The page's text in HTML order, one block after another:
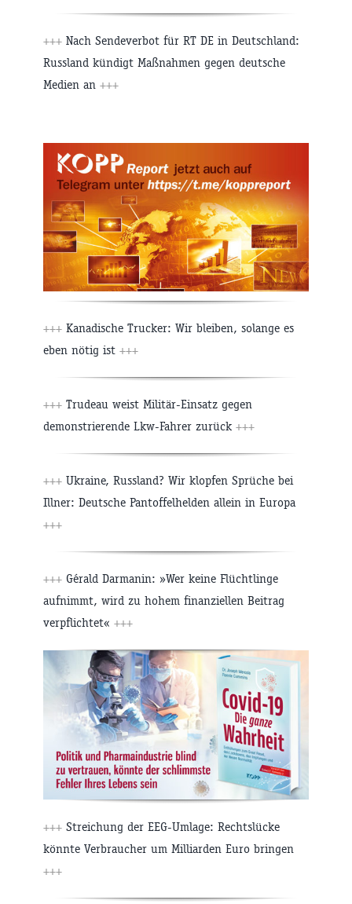
+++ Nach Sendeverbot für RT DE in Deutschland:
Russland kündigt Maßnahmen gegen deutsche
Medien an +++
+++ Kanadische Trucker: Wir bleiben, solange es
eben nötig ist +++
+++ Trudeau weist Militär-Einsatz gegen
demonstrierende Lkw-Fahrer zurück +++
+++ Ukraine, Russland? Wir klopfen Sprüche bei
Illner: Deutsche Pantoffelhelden allein in Europa
+++
+++ Gérald Darmanin: »Wer keine Flüchtlinge
aufnimmt, wird zu hohem finanziellen Beitrag
verpflichtet« +++
+++ Streichung der EEG-Umlage: Rechtslücke
könnte Verbraucher um Milliarden Euro bringen
+++